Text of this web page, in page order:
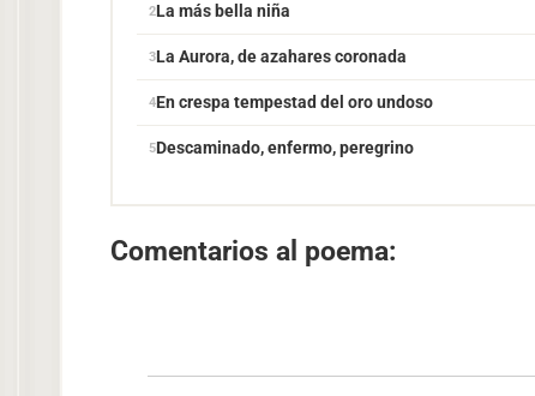
La más bella niña
La Aurora, de azahares coronada
En crespa tempestad del oro undoso
Descaminado, enfermo, peregrino
Comentarios al poema: